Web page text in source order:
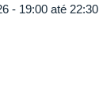
- 19:00 até 22:30